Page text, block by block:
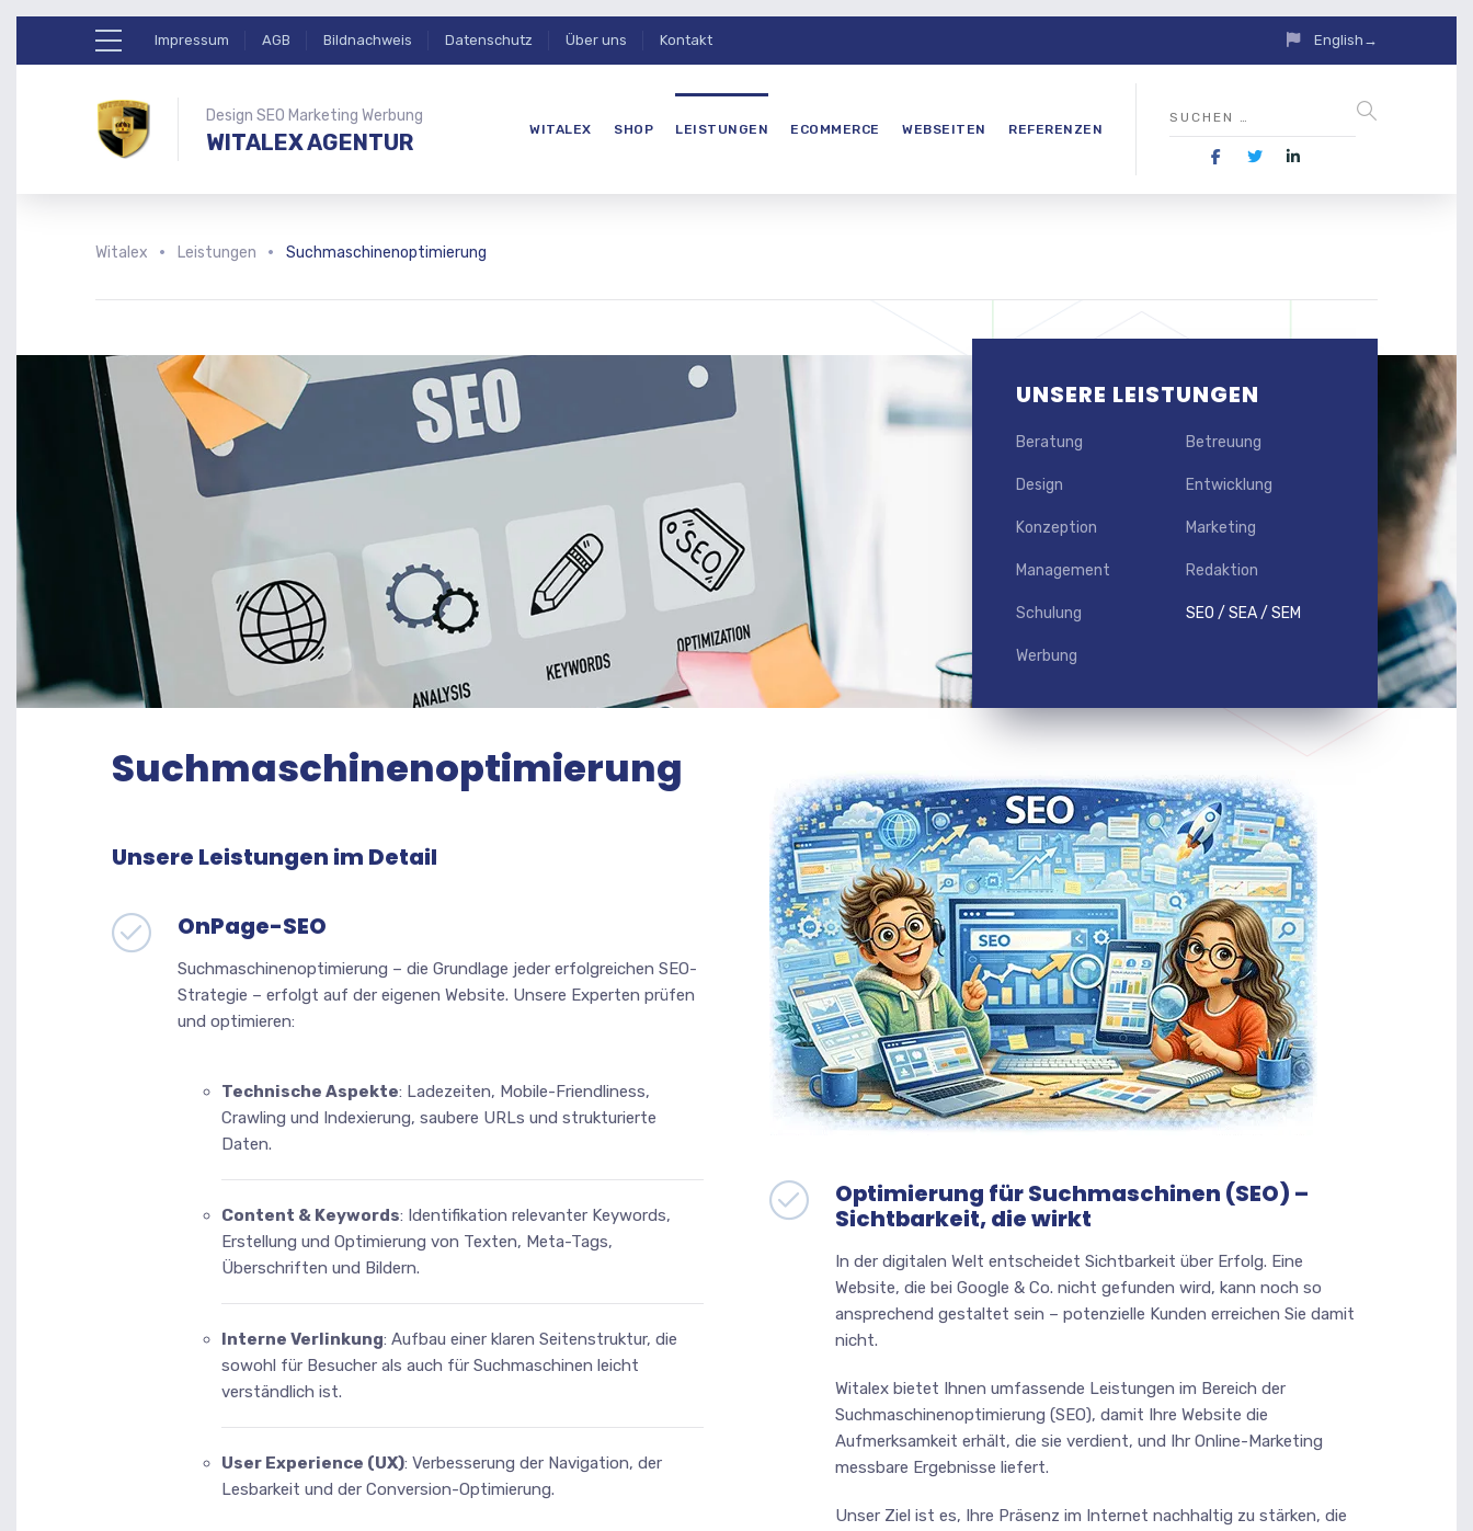
Impressum AGB Bildnachweis Datenschutz Über uns Kontakt English→
Design SEO Marketing Werbung
WITALEX AGENTUR WITALEX SHOP LEISTUNGEN ECOMMERCE WEBSEITEN REFERENZEN
Witalex Leistungen Suchmaschinenoptimierung
UNSERE LEISTUNGEN
Beratung Betreuung
Design Entwicklung
Konzeption Marketing
Management Redaktion
Schulung SEO / SEA / SEM
Werbung
Suchmaschinenoptimierung
Unsere Leistungen im Detail
OnPage-SEO
Suchmaschinenoptimierung – die Grundlage jeder erfolgreichen SEO-
Strategie – erfolgt auf der eigenen Website. Unsere Experten prüfen
und optimieren:
Technische Aspekte: Ladezeiten, Mobile-Friendliness,
Crawling und Indexierung, saubere URLs und strukturierte
Daten.
Content & Keywords: Identifikation relevanter Keywords,
Erstellung und Optimierung von Texten, Meta-Tags,
Überschriften und Bildern.
Interne Verlinkung: Aufbau einer klaren Seitenstruktur, die
sowohl für Besucher als auch für Suchmaschinen leicht
verständlich ist.
User Experience (UX): Verbesserung der Navigation, der
Lesbarkeit und der Conversion-Optimierung.
Optimierung für Suchmaschinen (SEO) –
Sichtbarkeit, die wirkt
In der digitalen Welt entscheidet Sichtbarkeit über Erfolg. Eine
Website, die bei Google & Co. nicht gefunden wird, kann noch so
ansprechend gestaltet sein – potenzielle Kunden erreichen Sie damit
nicht.
Witalex bietet Ihnen umfassende Leistungen im Bereich der
Suchmaschinenoptimierung (SEO), damit Ihre Website die
Aufmerksamkeit erhält, die sie verdient, und Ihr Online-Marketing
messbare Ergebnisse liefert.
Unser Ziel ist es, Ihre Präsenz im Internet nachhaltig zu stärken, die